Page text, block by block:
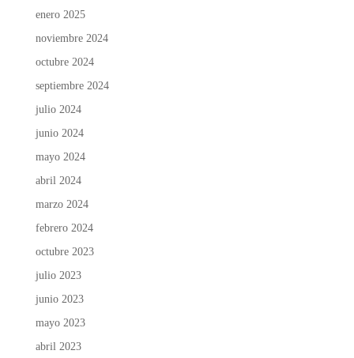
enero 2025
noviembre 2024
octubre 2024
septiembre 2024
julio 2024
junio 2024
mayo 2024
abril 2024
marzo 2024
febrero 2024
octubre 2023
julio 2023
junio 2023
mayo 2023
abril 2023